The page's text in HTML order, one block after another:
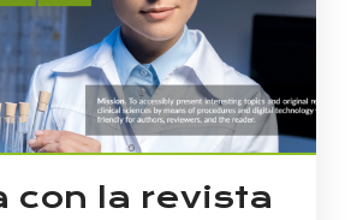
con la revista